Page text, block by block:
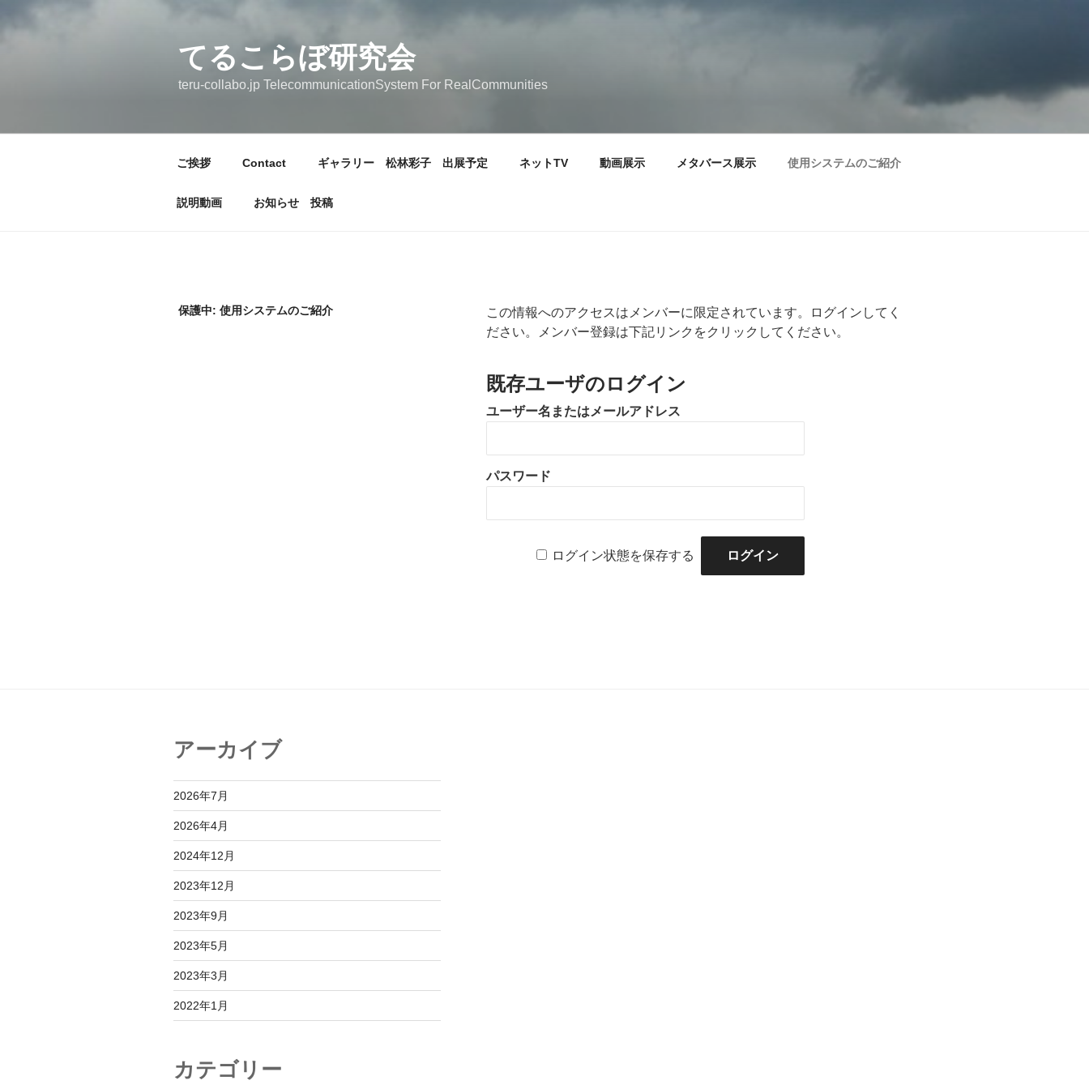
ン
てるこらぼ研究会
teru-collabo.jp TelecommunicationSystem For RealCommunities
ご挨拶 Contact ギャラリー 松林彩子 出展予定 ネットTV 動画展示 メタバース展示 使用システムのご紹介
説明動画 お知らせ 投稿
保護中: 使用システムのご紹介
この情報へのアクセスはメンバーに限定されています。ログインしてく
ださい。メンバー登録は下記リンクをクリックしてください。
既存ユーザのログイン
ユーザー名またはメールアドレス
パスワード
ログイン状態を保存する
アーカイブ
2026年7月
2026年4月
2024年12月
2023年12月
2023年9月
2023年5月
2023年3月
2022年1月
カテゴリー